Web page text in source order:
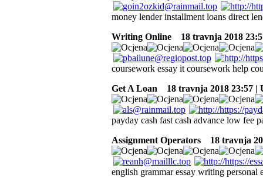
money lender installment loans direct
Writing Online
18 travnja 2018
coursework essay it coursework help
Get A Loan
18 travnja 2018 23:57 |
payday cash fast cash advance low fee
Assignment Operators
18 travnja
english grammar essay writing personal